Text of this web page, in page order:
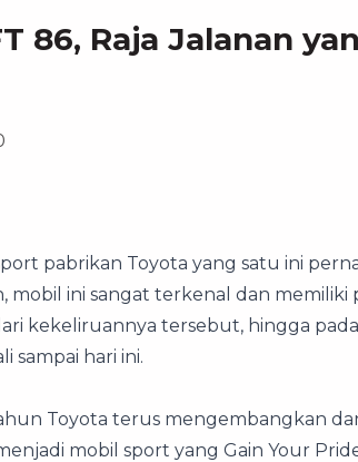
86, Raja Jalanan
pabrikan Toyota yang satu ini
mobil ini sangat terkenal dan memiliki
kekeliruannya tersebut, hingga
sampai hari ini.
Toyota terus mengembangkan
mobil sport yang Gain Your